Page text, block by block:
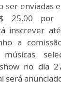
ser enviadas
por
inscrever
a
no dia
será